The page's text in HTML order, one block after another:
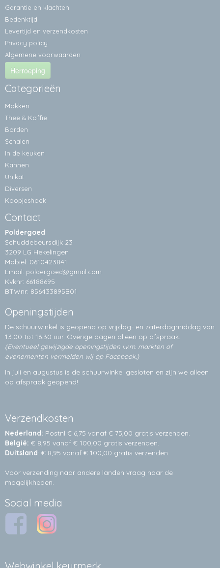
Garantie en klachten
Bedenktijd
Levertijd en verzendkosten
Privacy policy
Algemene voorwaarden
Herroeping
Categorieën
Mokken
Thee & Koffie
Borden
Schalen
In de keuken
Kannen
Unikat
Diversen
Koopjeshoek
Contact
Poldergoed
Schuddebeursdijk 23
3209 LG Hekelingen
Mobiel: 0610423841
Email: poldergoed@gmail.com
Kvknr: 66188695
BTWnr: 856433895B01
Openingstijden
De schuurwinkel is geopend op vrijdag- en zaterdagmiddag van
13.00 tot 16.30 uur. Overige dagen alleen op afspraak.
(Eventueel gewijzigde openingstijden i.v.m. markten of
evenementen vermelden wij op Facebook.)
In juli en augustus is de schuurwinkel gesloten en zijn we alleen
op afspraak geopend!
Verzendkosten
Nederland: Postnl € 6,75 vanaf € 75,00 gratis verzenden.
België: € 8,95 vanaf € 100,00 gratis verzenden.
Duitsland: € 8,95 vanaf € 100,00 gratis verzenden.
Voor verzending naar andere landen vraag naar de
mogelijkheden.
Social media